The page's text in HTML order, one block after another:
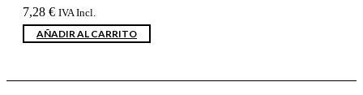
7,28 € IVA Incl.
AÑADIR AL CARRITO